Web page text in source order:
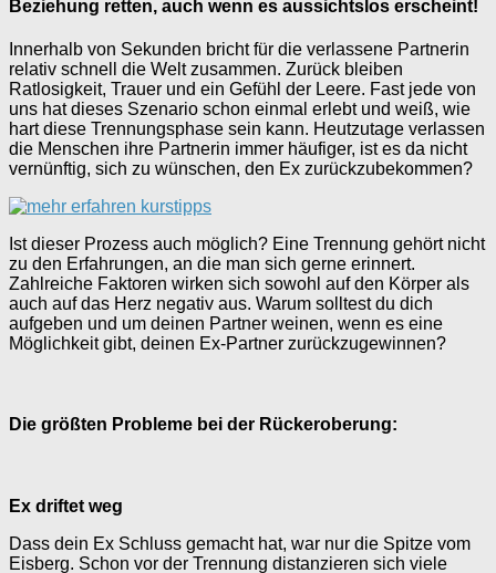
Beziehung retten, auch wenn es aussichtslos erscheint!
Innerhalb von Sekunden bricht für die verlassene Partnerin
relativ schnell die Welt zusammen. Zurück bleiben
Ratlosigkeit, Trauer und ein Gefühl der Leere. Fast jede von
uns hat dieses Szenario schon einmal erlebt und weiß, wie
hart diese Trennungsphase sein kann. Heutzutage verlassen
die Menschen ihre Partnerin immer häufiger, ist es da nicht
vernünftig, sich zu wünschen, den Ex zurückzubekommen?
Ist dieser Prozess auch möglich? Eine Trennung gehört nicht
zu den Erfahrungen, an die man sich gerne erinnert.
Zahlreiche Faktoren wirken sich sowohl auf den Körper als
auch auf das Herz negativ aus. Warum solltest du dich
aufgeben und um deinen Partner weinen, wenn es eine
Möglichkeit gibt, deinen Ex-Partner zurückzugewinnen?
Die größten Probleme bei der Rückeroberung:
Ex driftet weg
Dass dein Ex Schluss gemacht hat, war nur die Spitze vom
Eisberg. Schon vor der Trennung distanzieren sich viele